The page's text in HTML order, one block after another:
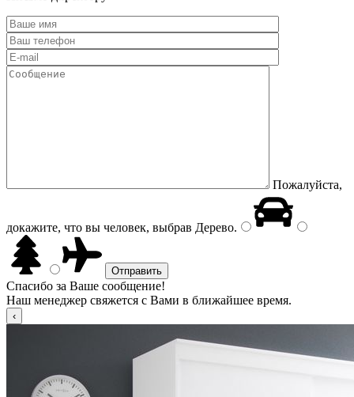
Пожалуйста,
докажите, что вы человек, выбрав Дерево.
Спасибо за Ваше сообщение!
Наш менеджер свяжется с Вами в ближайшее время.